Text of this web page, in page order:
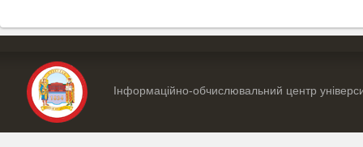
Інформаційно-обчислювальний центр